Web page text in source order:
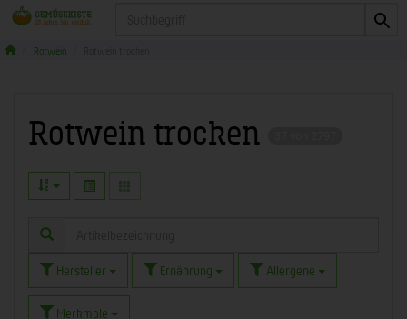
Rotwein
Rotwein trocken
Hersteller Ernährung Allergene
Merkmale